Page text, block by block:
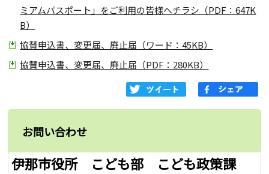
ミアムパスポート」をご利用の皆様へチラシ（PDF：647K
B）
協賛申込書、変更届、廃止届（ワード：45KB）
協賛申込書、変更届、廃止届（PDF：280KB）
お問い合わせ
伊那市役所 こども部 こども政策課